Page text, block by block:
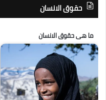
حقوق الانسان
ما هى حقوق الانسان